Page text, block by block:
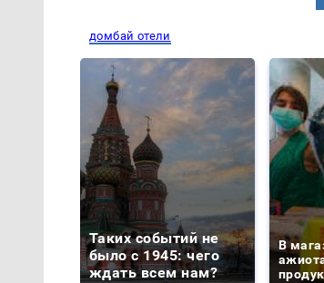
домбай отели
Таких событий не
было с 1945: чего
ждать всем нам?
В